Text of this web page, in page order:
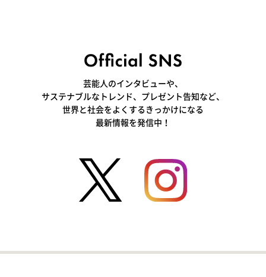
芸能人のインタビューや、
サステナブルなトレンド、プレゼント告知など、
世界と社会をよくするきっかけになる
最新情報を発信中！